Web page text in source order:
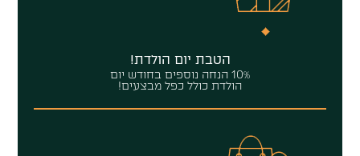
הטבת יום הולדת!
10% הנחה נוספים בחודש יום
הולדת כולל כפל מבצעים!